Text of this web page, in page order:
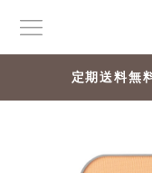
定期送料無